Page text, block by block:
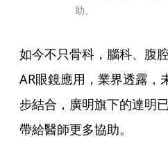
助。
如今不只骨科，腦科、腹
AR眼鏡應用，業界透露，
步結合，廣明旗下的達明
帶給醫師更多協助。